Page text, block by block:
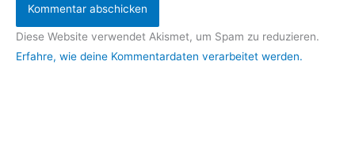
Diese Website verwendet Akismet, um Spam zu reduzieren.
Erfahre, wie deine Kommentardaten verarbeitet werden.